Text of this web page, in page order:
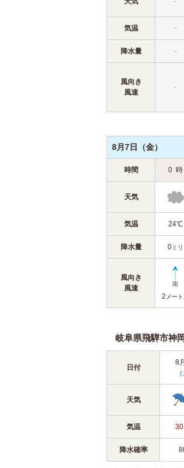
気温 -
降水量 -
風向き
風速
-
8月7日（金）
時間 0 時
天気
気温 24℃
降水量 0ミリ
風向き
風速
2 メー
岐阜県飛騨市神
日付
8
天気
気温 30
降水確率